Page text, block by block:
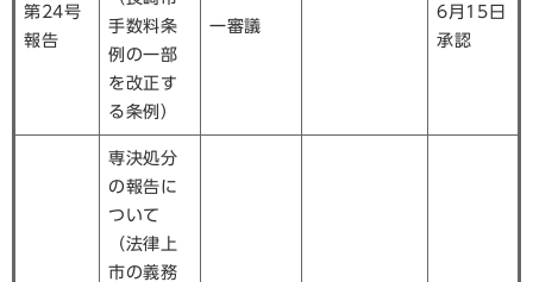
第24号
報告
手数料条
例の一部
を改正す
る条例）
一審議
6月15日
承認
専決処分
の報告に
ついて
（法律上
市の義務